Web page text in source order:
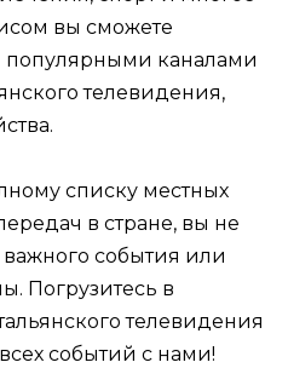
вы сможете
популярными каналами
телевидения,
списку местных
в стране, вы не
события или
Погрузитесь в
телевидения
событий с нами!